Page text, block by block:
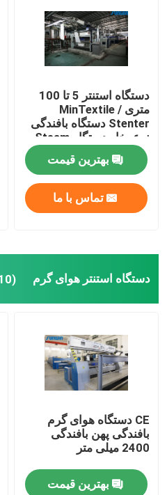
دستگاه خشک کن ریلکس
دستگاه استنتر 5 تا 100
متری / MinTextile
Stenter دستگاه بافندگی
نوع بخار دستگاه Steam
Hot Steam
بهترین قیمت
تماس با ما
دستگاه استنتر هوای گرم (10)
CE دستگاه هوای گرم
بافندگی پهن بافندگی
2400 میلی متر
بهترین قیمت